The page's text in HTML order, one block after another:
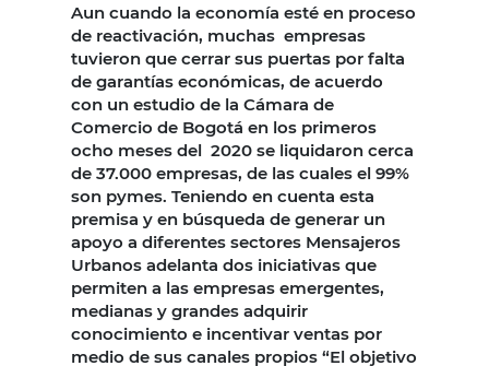
Aun cuando la economía esté en proceso
de reactivación, muchas empresas
tuvieron que cerrar sus puertas por falta
de garantías económicas, de acuerdo
con un estudio de la Cámara de
Comercio de Bogotá en los primeros
ocho meses del 2020 se liquidaron cerca
de 37.000 empresas, de las cuales el 99%
son pymes. Teniendo en cuenta esta
premisa y en búsqueda de generar un
apoyo a diferentes sectores Mensajeros
Urbanos adelanta dos iniciativas que
permiten a las empresas emergentes,
medianas y grandes adquirir
conocimiento e incentivar ventas por
medio de sus canales propios “El objetivo